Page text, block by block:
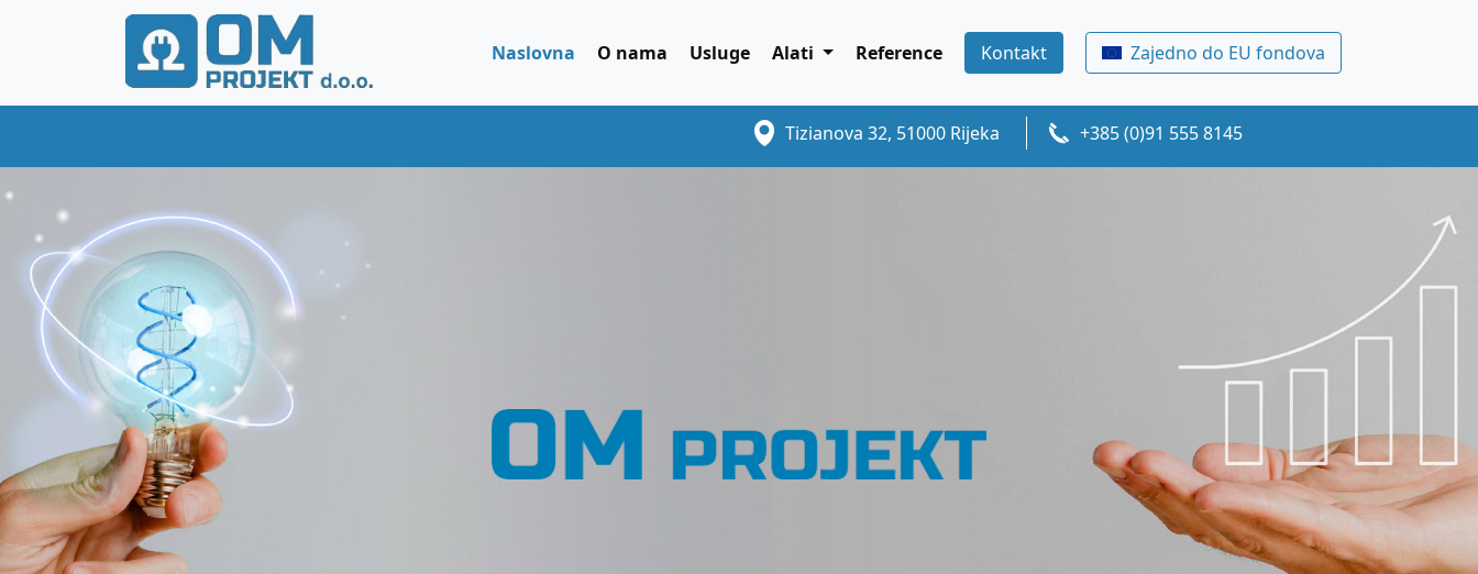
Naslovna O nama Usluge Alati Reference Kontakt Zajedno do EU fondova
Tizianova 32, 51000 Rijeka +385 (0)91 555 8145